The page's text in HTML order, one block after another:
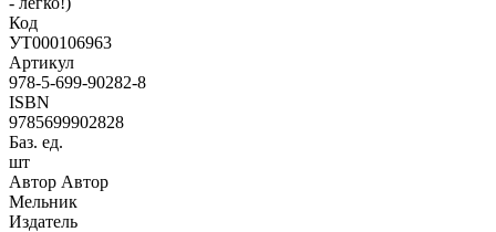
Код
УТ000106963
Артикул
978-5-699-90282-8
ISBN
9785699902828
Баз. ед.
шт
Автор Автор
Мельник
Издатель